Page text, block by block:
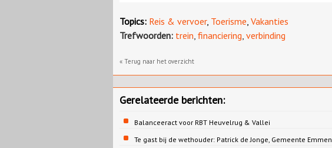
Topics: Reis & vervoer, Toerisme Vakanties
Trefwoorden: trein financiering verbinding
« Terug naar het overzicht
Gerelateerde berichten:
Balanceeract voor RBT Heuvelrug & Vallei
Te gast bij de wethouder: Patrick de Jonge, Gemeente Emmen